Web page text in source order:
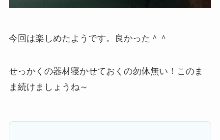
今回は楽しめたようです。良かった＾＾
せっかくの器材寝かせておくの勿体無い！このま
ま続けましょうね～